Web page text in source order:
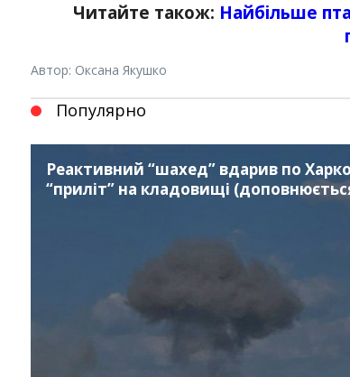
Читайте також: Найбільше
Автор: Оксана Якушко
Популярно
Реактивний “шахед” вдарив по
“приліт” на кладовищі